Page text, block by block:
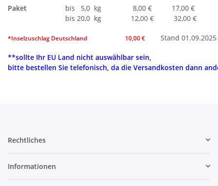
Paket bis 5,0 kg 8,00 € 17,00 €
bis 20,0 kg
12,00 € 32,00 €
*Inselzuschlag Deutschland 10,00 € Stand 01.09.2025
**sollte Ihr EU Land nicht auswählbar sein,
bitte bestellen Sie telefonisch, da die Versandkosten dann
Rechtliches
Informationen